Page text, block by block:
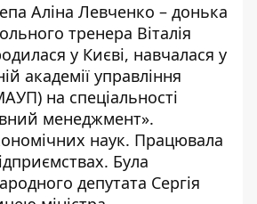
Аліна Левченко – донька
тренера Віталія
у Києві, навчалася у
академії управління
на спеціальності
менеджмент».
наук. Працювала
Була
депутата Сергія